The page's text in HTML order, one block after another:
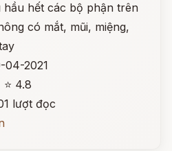
hầu hết các bộ phận trên
có mắt, mũi, miệng,
04-2021
⭐ 4.8
lượt đọc